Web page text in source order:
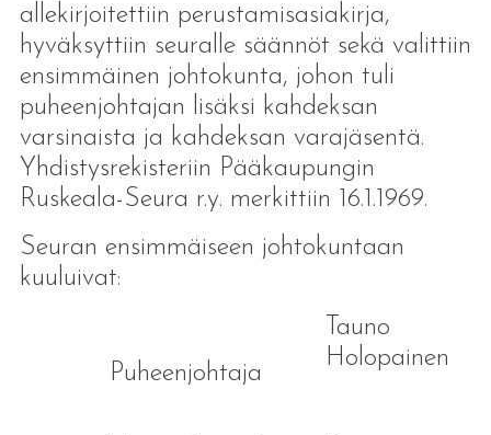
allekirjoitettiin perustamisasiakirja,
hyväksyttiin seuralle säännöt sekä valittiin
ensimmäinen johtokunta, johon tuli
puheenjohtajan lisäksi kahdeksan
varsinaista ja kahdeksan varajäsentä.
Yhdistysrekisteriin Pääkaupungin
Ruskeala-Seura r.y. merkittiin 16.1.1969.
Seuran ensimmäiseen johtokuntaan
kuuluivat:
Puheenjohtaja
Tauno
Holopainen